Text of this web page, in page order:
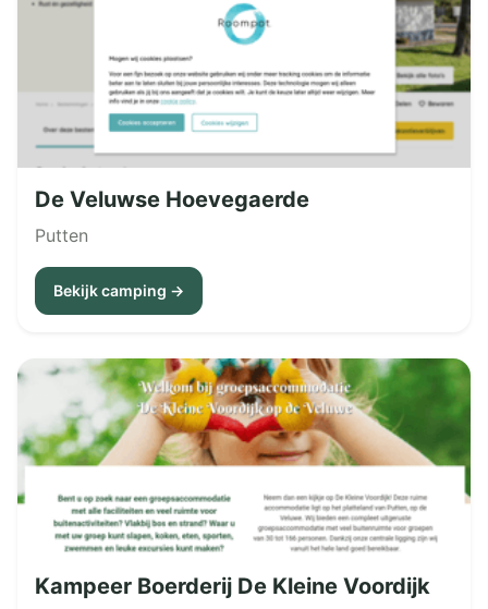
De Veluwse Hoevegaerde
Putten
Bekijk camping →
Kampeer Boerderij De Kleine Voordijk